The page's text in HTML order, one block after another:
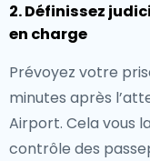
2. Définissez
en charge
Prévoyez votre
minutes après
Airport. Cela vous
contrôle des